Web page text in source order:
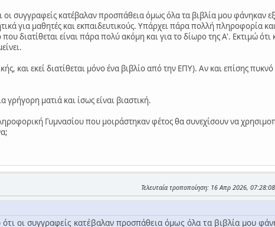
συγγραφείς κατέβαλαν προσπάθεια όμως όλα τα βιβλία μου φάνηκαν
για μαθητές και εκπαιδευτικούς. Υπάρχει πάρα πολλή πληροφορία
διατίθεται είναι πάρα πολύ ακόμη και για το δίωρο της Α'. Εκτιμώ ότι
και εκεί διατίθεται μόνο ένα βιβλίο από την ΕΠΥ). Αν και επίσης
ματιά και ίσως είναι βιαστική.
Γυμνασίου που μοιράστηκαν φέτος θα συνεχίσουν να
Τελευταία τροποποίηση: 16 Απρ 2026,
οι συγγραφείς κατέβαλαν προσπάθεια όμως όλα τα βιβλία μου